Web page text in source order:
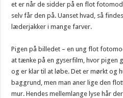
et er når de sidder på en flot
selv får den på. Uanset hvad, så
læderjakker i mange farver.
Pigen på billedet – en ung flot
at tænke på en gyserfilm, hvor pigen
og er klar til at løbe. Det er mørkt og
baggrund, men man aner lige den
mur. Hendes mellemlange lyse hår